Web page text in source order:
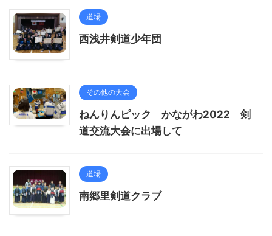
道場
西浅井剣道少年団
その他の大会
ねんりんピック かながわ2022 剣
道交流大会に出場して
道場
南郷里剣道クラブ